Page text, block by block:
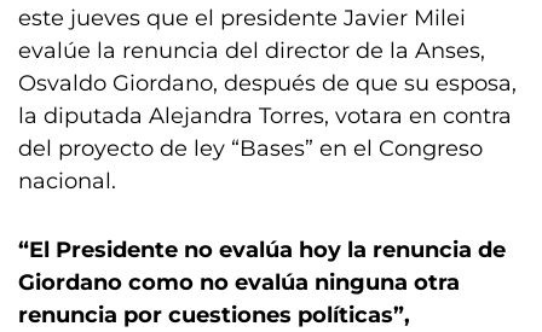
este jueves que el presidente Javier Milei
evalúe la renuncia del director de la Anses,
Osvaldo Giordano, después de que su esposa,
la diputada Alejandra Torres, votara en contra
del proyecto de ley “Bases” en el Congreso
nacional.
“El Presidente no evalúa hoy la renuncia de
Giordano como no evalúa ninguna otra
renuncia por cuestiones políticas”,